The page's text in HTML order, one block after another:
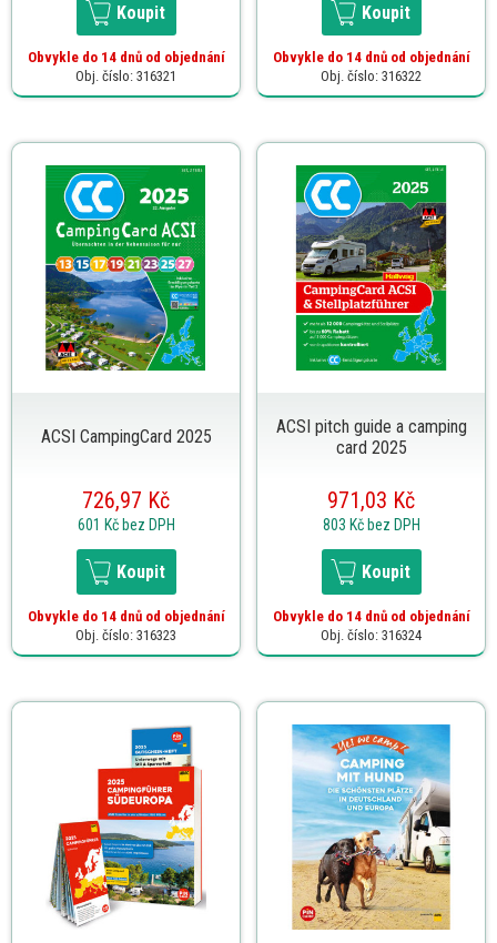
Koupit
Obvykle do 14 dnů od objednání
Obj. číslo: 316321
Koupit
Obvykle do 14 dnů od objednání
Obj. číslo: 316322
ACSI CampingCard 2025
726,97 Kč
601 Kč bez DPH
Koupit
Obvykle do 14 dnů od objednání
Obj. číslo: 316323
ACSI pitch guide a camping
card 2025
971,03 Kč
803 Kč bez DPH
Koupit
Obvykle do 14 dnů od objednání
Obj. číslo: 316324